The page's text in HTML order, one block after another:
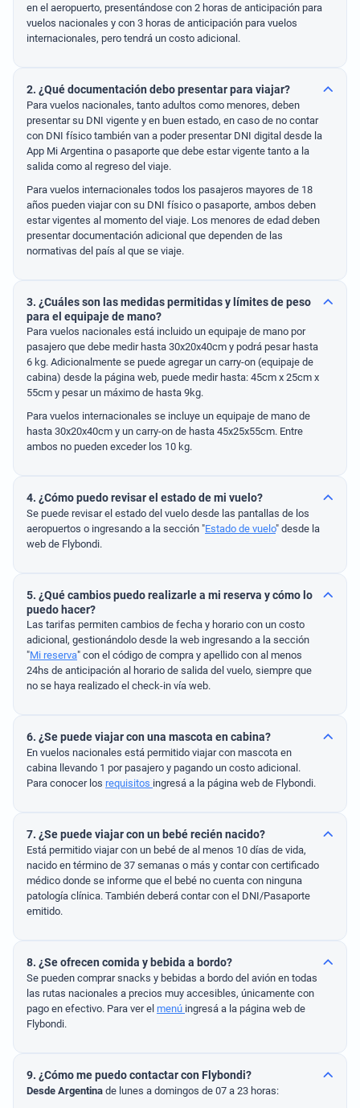
en el aeropuerto, presentándose con 2 horas de anticipación para
vuelos nacionales y con 3 horas de anticipación para vuelos
internacionales, pero tendrá un costo adicional.
2. ¿Qué documentación debo presentar para viajar?
Para vuelos nacionales, tanto adultos como menores, deben
presentar su DNI vigente y en buen estado, en caso de no contar
con DNI físico también van a poder presentar DNI digital desde la
App Mi Argentina o pasaporte que debe estar vigente tanto a la
salida como al regreso del viaje.
Para vuelos internacionales todos los pasajeros mayores de 18
años pueden viajar con su DNI físico o pasaporte, ambos deben
estar vigentes al momento del viaje. Los menores de edad deben
presentar documentación adicional que dependen de las
normativas del país al que se viaje.
3. ¿Cuáles son las medidas permitidas y límites de peso
para el equipaje de mano?
Para vuelos nacionales está incluido un equipaje de mano por
pasajero que debe medir hasta 30x20x40cm y podrá pesar hasta
6 kg. Adicionalmente se puede agregar un carry-on (equipaje de
cabina) desde la página web, puede medir hasta: 45cm x 25cm x
55cm y pesar un máximo de hasta 9kg.
Para vuelos internacionales se incluye un equipaje de mano de
hasta 30x20x40cm y un carry-on de hasta 45x25x55cm. Entre
ambos no pueden exceder los 10 kg.
4. ¿Cómo puedo revisar el estado de mi vuelo?
Se puede revisar el estado del vuelo desde las pantallas de los
aeropuertos o ingresando a la sección "Estado de vuelo" desde la
web de Flybondi.
5. ¿Qué cambios puedo realizarle a mi reserva y cómo lo
puedo hacer?
Las tarifas permiten cambios de fecha y horario con un costo
adicional, gestionándolo desde la web ingresando a la sección
"Mi reserva" con el código de compra y apellido con al menos
24hs de anticipación al horario de salida del vuelo, siempre que
no se haya realizado el check-in vía web.
6. ¿Se puede viajar con una mascota en cabina?
En vuelos nacionales está permitido viajar con mascota en
cabina llevando 1 por pasajero y pagando un costo adicional.
Para conocer los requisitos ingresá a la página web de Flybondi.
7. ¿Se puede viajar con un bebé recién nacido?
Está permitido viajar con un bebé de al menos 10 días de vida,
nacido en término de 37 semanas o más y contar con certificado
médico donde se informe que el bebé no cuenta con ninguna
patología clínica. También deberá contar con el DNI/Pasaporte
emitido.
8. ¿Se ofrecen comida y bebida a bordo?
Se pueden comprar snacks y bebidas a bordo del avión en todas
las rutas nacionales a precios muy accesibles, únicamente con
pago en efectivo. Para ver el menú ingresá a la página web de
Flybondi.
9. ¿Cómo me puedo contactar con Flybondi?
Desde Argentina de lunes a domingos de 07 a 23 horas: